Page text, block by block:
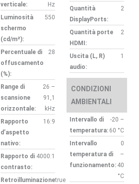
verticale:
Hz
Luminosità
schermo
(cd/m²):
550
Percentuale di
offuscamento
(%):
28
Range di
scansione
orizzontale:
26 –
91,1
kHz
Rapporto
d’aspetto
nativo:
16:9
Rapporto di
contrasto:
4000:1
Retroilluminazionetrue
Quantità
DisplayPorts:
2
Quantità porte
HDMI:
2
Uscita (L, R)
audio:
1
CONDIZIONI
AMBIENTALI
Intervallo di
temperatura:
-20 –
60 °C
Intervallo
temperatura di
funzionamento:
0
–
40
°C